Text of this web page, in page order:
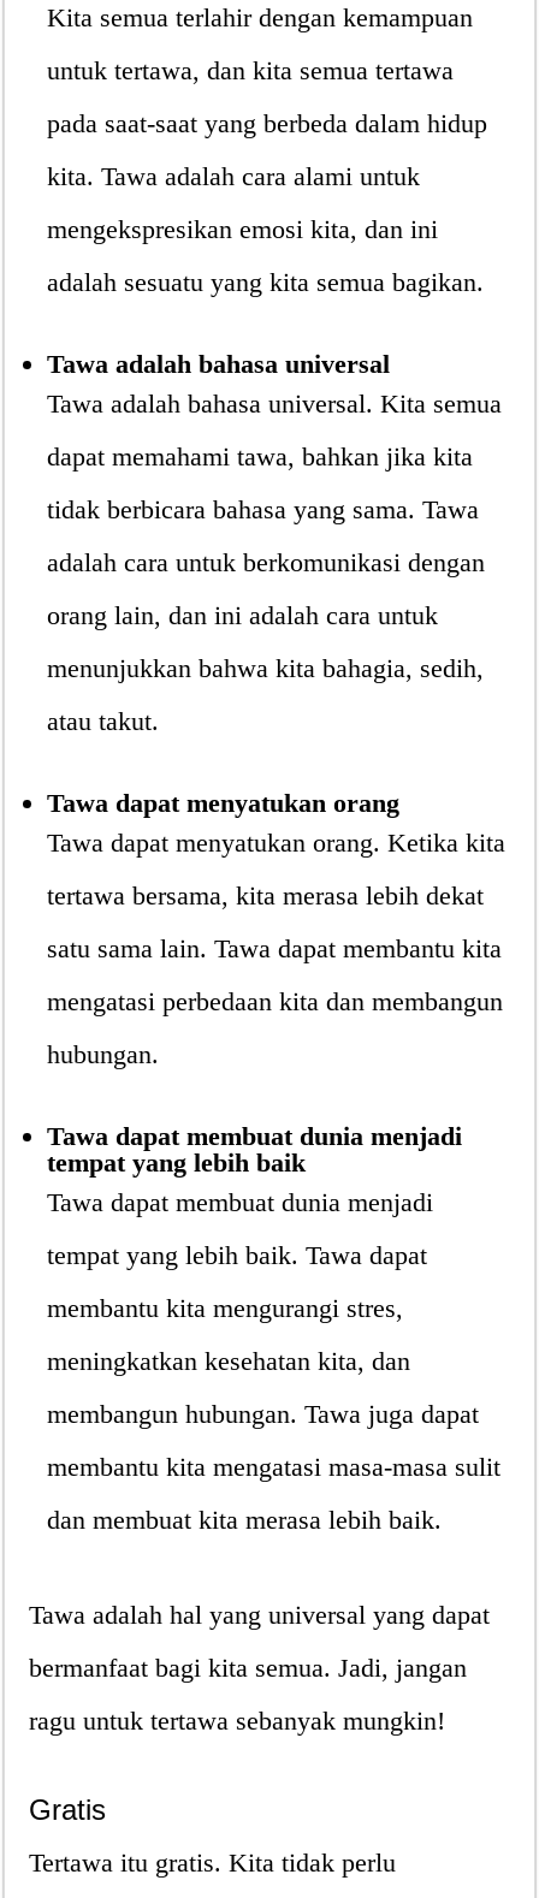
Kita semua terlahir dengan kemampuan
untuk tertawa, dan kita semua tertawa
pada saat-saat yang berbeda dalam hidup
kita. Tawa adalah cara alami untuk
mengekspresikan emosi kita, dan ini
adalah sesuatu yang kita semua bagikan.
Tawa adalah bahasa universal
Tawa adalah bahasa universal. Kita semua
dapat memahami tawa, bahkan jika kita
tidak berbicara bahasa yang sama. Tawa
adalah cara untuk berkomunikasi dengan
orang lain, dan ini adalah cara untuk
menunjukkan bahwa kita bahagia, sedih,
atau takut.
Tawa dapat menyatukan orang
Tawa dapat menyatukan orang. Ketika kita
tertawa bersama, kita merasa lebih dekat
satu sama lain. Tawa dapat membantu kita
mengatasi perbedaan kita dan membangun
hubungan.
Tawa dapat membuat dunia menjadi
tempat yang lebih baik
Tawa dapat membuat dunia menjadi
tempat yang lebih baik. Tawa dapat
membantu kita mengurangi stres,
meningkatkan kesehatan kita, dan
membangun hubungan. Tawa juga dapat
membantu kita mengatasi masa-masa sulit
dan membuat kita merasa lebih baik.
Tawa adalah hal yang universal yang dapat
bermanfaat bagi kita semua. Jadi, jangan
ragu untuk tertawa sebanyak mungkin!
Gratis
Tertawa itu gratis. Kita tidak perlu